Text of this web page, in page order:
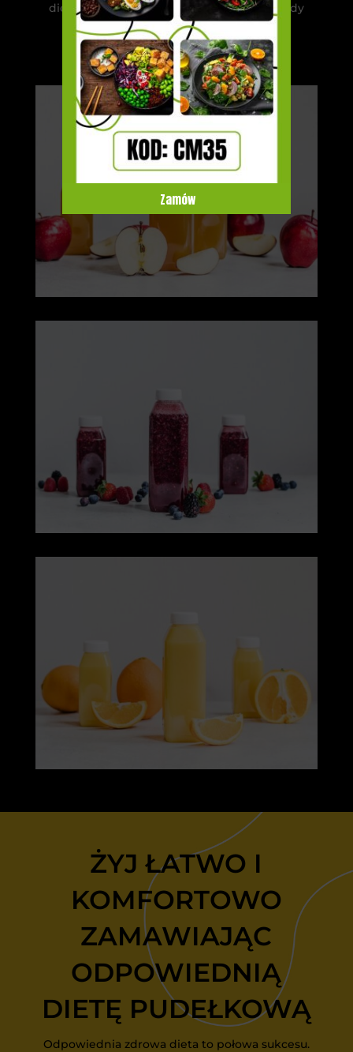
dietetyczne to kolorowe boxy, które w każdy
dzień powodują radość!
ŻYJ ŁATWO I
KOMFORTOWO
ZAMAWIAJĄC
ODPOWIEDNIĄ
DIETĘ PUDEŁKOWĄ
Odpowiednia zdrowa dieta to połowa sukcesu.
Zamów